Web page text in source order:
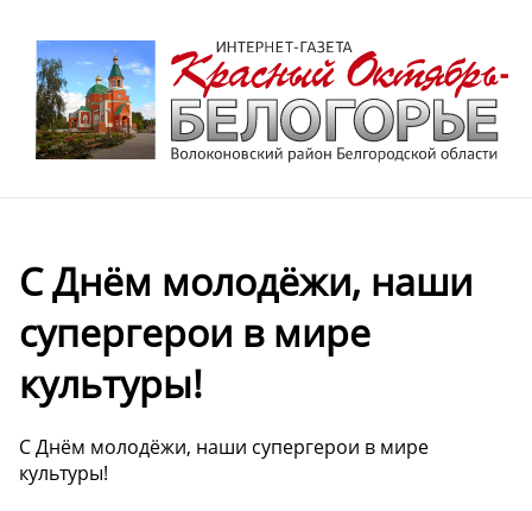
С Днём молодёжи, наши
супергерои в мире
культуры!
С Днём молодёжи, наши супергерои в мире
культуры!